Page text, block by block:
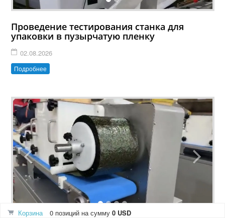
Проведение тестирования станка для
упаковки в пузырчатую пленку
02.08.2026
Подробнее
Корзина 0 позиций на сумму 0 USD